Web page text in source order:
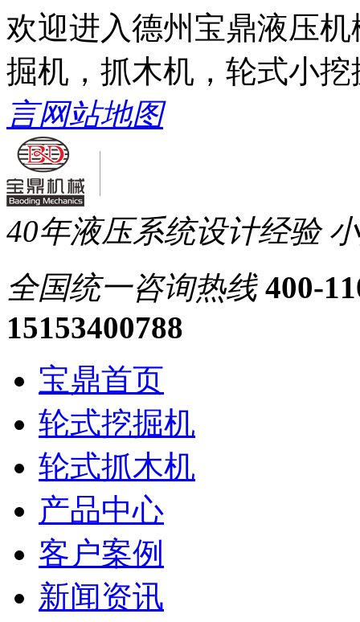
欢迎进入德州宝鼎液压
掘机，抓木机，轮式小
言网站地图
40年液压系统设计经验
全国统一咨询热线 400-
15153400788
宝鼎首页
轮式挖掘机
轮式抓木机
产品中心
客户案例
新闻资讯